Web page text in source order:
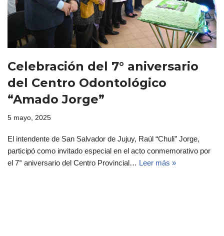
Celebración del 7° aniversario
del Centro Odontológico
“Amado Jorge”
5 mayo, 2025
El intendente de San Salvador de Jujuy, Raúl “Chuli” Jorge,
participó como invitado especial en el acto conmemorativo por
el 7° aniversario del Centro Provincial… Leer más »